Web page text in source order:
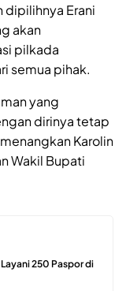
dipilihnya Erani
akan
pilkada
semua pihak.
yang
dirinya tetap
Karolin
Wakil Bupati
250 Paspor di